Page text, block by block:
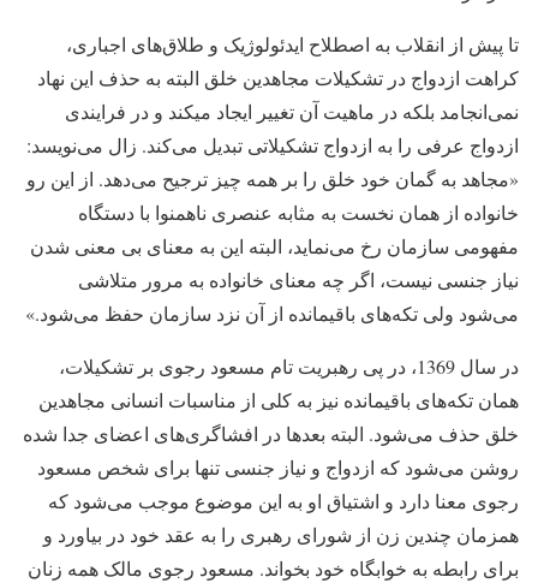
تا پیش از انقلاب به اصطلاح ایدئولوژیک و طلاق‌های اجباری،
کراهت ازدواج در تشکیلات مجاهدین خلق البته به حذف این نهاد
نمی‌انجامد بلکه در ماهیت آن تغییر ایجاد میکند و در فرایندی
ازدواج عرفی را به ازدواج تشکیلاتی تبدیل می‌کند. زال می‌نویسد:
«مجاهد به گمان خود خلق را بر همه چیز ترجیح می‌دهد. از این رو
خانواده از همان نخست به مثابه عنصری ناهمنوا با دستگاه
مفهومی سازمان رخ می‌نماید، البته این به معنای بی معنی شدن
نیاز جنسی نیست، اگر چه معنای خانواده به مرور متلاشی
می‌شود ولی تکه‌های باقیمانده از آن نزد سازمان حفظ می‌شود.»
در سال 1369، در پی رهبریت تام مسعود رجوی بر تشکیلات،
همان تکه‌های باقیمانده نیز به کلی از مناسبات انسانی مجاهدین
خلق حذف می‌شود. البته بعد‌ها در افشاگری‌های اعضای جدا شده
روشن می‌شود که ازدواج و نیاز جنسی تنها برای شخص مسعود
رجوی معنا دارد و اشتیاق او به این موضوع موجب می‌شود که
همزمان چندین زن از شورای رهبری را به عقد خود در بیاورد و
برای رابطه به خوابگاه خود بخواند. مسعود رجوی مالک همه زنان